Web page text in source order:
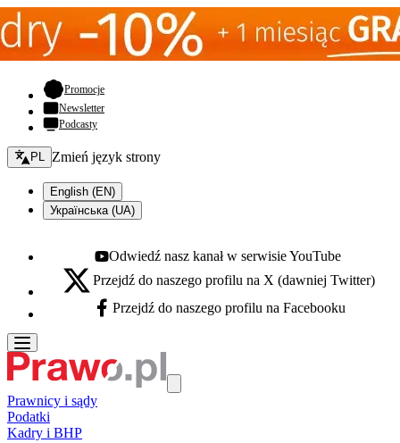
Promocje- otwiera się w nowej karcie
Newsletter
Podcasty
Zmień język - bieżący:
PL Zmień język strony
English (EN)
Українська (UA)
Youtube - otwiera się w nowej karcie
Odwiedź nasz kanał w serwisie YouTube
X - otwiera się w nowej karcie
Przejdź do naszego profilu na X (dawniej Twitter)
Facebook - otwiera się w nowej karcie
Przejdź do naszego profilu na Facebooku
Prawnicy i sądy
Podatki
Kadry i BHP